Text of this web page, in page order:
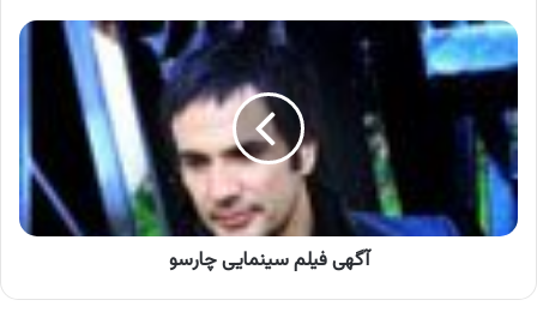
آگهی
فیلم
سینمایی
چارسو
آگهی فیلم سینمایی چارسو